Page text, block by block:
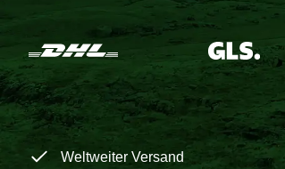
Weltweiter Versand